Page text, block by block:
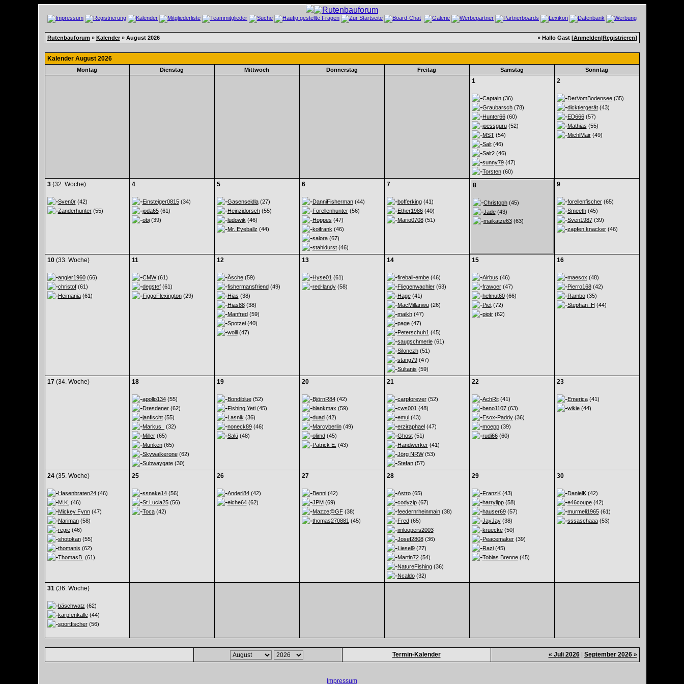
Rutenbauforum » Kalender» August 2026 » Hallo Gast [Anmelden|Registrieren]
Kalender August 2026
Montag Dienstag Mittwoch Donnerstag Freitag Samstag Sonntag
1
Captain(36)
Graubarsch(78)
Hunter66(60)
joessguru(52)
MST(54)
Salt(46)
Salt2(46)
sunny79(47)
Torsten(60)
2
DerVomBodensee(35)
dicktiergerät(43)
ED666(57)
Mathias (55)
MichlMair(49)
3(32. Woche)
Sven0r(42)
Zanderhunter(55)
4
Einsteiger0815(34)
joda65(61)
obi(39)
5
Gasenseidla(27)
Heinzidorsch(55)
ludowik (46)
Mr. Eyeballz (44)
6
DanniFisherman(44)
Forellenhunter(56)
Hoppes (47)
koifrank (46)
salora(67)
stahldurst(46)
7
bofferking(41)
Ether1986(40)
Mario0708(51)
8
Christoph(45)
Jade(43)
maikatze63(63)
9
forellenfischer(65)
Smeeth(45)
Sven1987(39)
zapfen knacker(46)
10(33. Woche)
angler1960(66)
christof(61)
Heimania(61)
11
CMW(61)
degstef(61)
FiggoFlexington(29)
12
Äsche(59)
fishermansfriend(49)
Hias (38)
Hias88(38)
Manfred(59)
Spotzei(40)
wolli(47)
13
Hyse01 (61)
red-landy(58)
14
fireball-embe(46)
Fliegenwachler(63)
Hage(41)
MacMillanwu(26)
maikh(47)
page(47)
Peterschuh1 (45)
saugschmerle(61)
Silonezh(51)
stang79(47)
Sultanis (59)
15
Airbus (46)
frawoer(47)
helmut60(66)
Piet(72)
piotr(62)
16
maesox (48)
Pierro168(42)
Rambo(35)
Stephan_H (44)
17(34. Woche) 18
apollo134(55)
Dresdener(62)
janfischt(55)
Markus_
(32)
Miller(65)
Munken(65)
Skywalkerone(62)
Subwaygate(30)
19
Bondiblue(52)
Fishing Yeti(45)
Lasnik (36)
noneck89(46)
Salü(48)
20
BjörnR84(42)
blankmax (59)
duad(42)
Marcyberlin(49)
olimd(45)
Patrick E. (43)
21
carpforever(52)
cws001 (48)
emul(43)
erziraphael(47)
Ghost(51)
Handwerker(41)
Jörg NRW(53)
Stefan(57)
22
AchRit(41)
beno1107(63)
Esox-Paddy(36)
moepp(39)
rudi66(60)
23
Emerica(41)
wikie(44)
24(35. Woche)
Hasenbraten24(46)
M.K. (46)
Mickey Fynn(47)
Nariman(58)
regie(46)
shotokan(55)
thomanis (62)
ThomasB. (61)
25
ssnake14(56)
St.Lucia25(56)
Toca(42)
26
Anderl84(42)
eiche64(62)
27
Benni(42)
JPM(69)
Mazze@GF(38)
thomas270881 (45)
28
Astro(65)
codyzip(67)
feedernrheinmain(38)
Fred(65)
imloopers2003
Josef2808(36)
Liesel9(27)
Martin72(54)
NatureFishing(36)
Ncaldo(32)
29
FranzK(43)
harrylipp(58)
hauser69(57)
JayJay(38)
kruecke(50)
Peacemaker(39)
Razi(45)
Tobias Brenne(45)
30
DanielK(42)
e46coupe(42)
murmeli1965(61)
sssaschaaa(53)
31(36. Woche)
bäschwatz (62)
karpfenkalle(44)
sportfischer(56)
Termin-Kalender « Juli 2026| September 2026 »
Impressum